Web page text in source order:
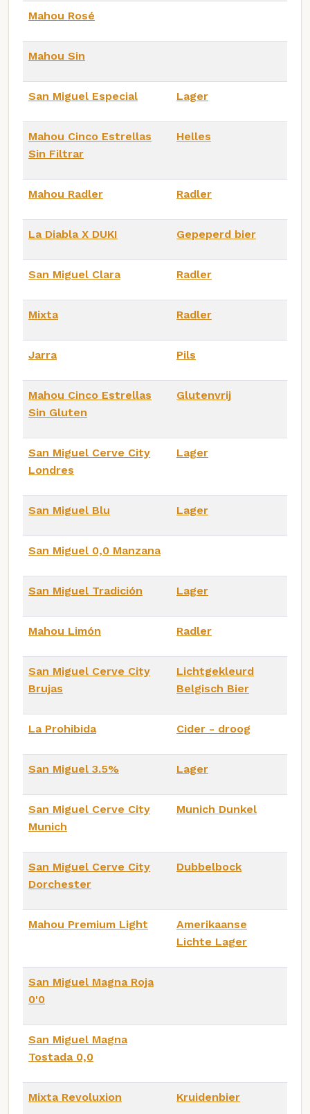
Mahou Rosé
Mahou Sin
San Miguel Especial Lager
Mahou Cinco Estrellas
Sin Filtrar
Helles
Mahou Radler Radler
La Diabla X DUKI Gepeperd bier
San Miguel Clara Radler
Mixta Radler
Jarra Pils
Mahou Cinco Estrellas
Sin Gluten
Glutenvrij
San Miguel Cerve City
Londres
Lager
San Miguel Blu Lager
San Miguel 0,0 Manzana
San Miguel Tradición Lager
Mahou Limón Radler
San Miguel Cerve City
Brujas
Lichtgekleurd
Belgisch Bier
La Prohibida Cider - droog
San Miguel 3.5% Lager
San Miguel Cerve City
Munich
Munich Dunkel
San Miguel Cerve City
Dorchester
Dubbelbock
Mahou Premium Light
Amerikaanse
Lichte Lager
San Miguel Magna Roja
0'0
San Miguel Magna
Tostada 0,0
Mixta Revoluxion Kruidenbier